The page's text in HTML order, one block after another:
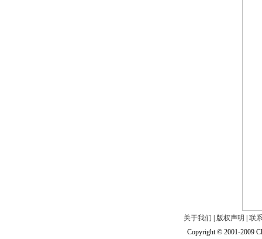
关于我们 版权声明
联
Copyright © 2001-2009